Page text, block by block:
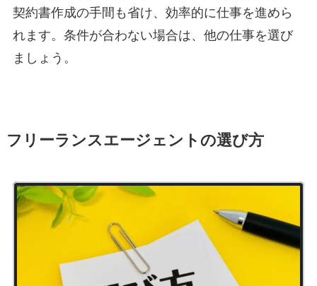
契約書作成の手間も省け、効率的に仕事を進めら
れます。条件が合わない場合は、他の仕事を選び
ましょう。
フリーランスエージェントの選び方